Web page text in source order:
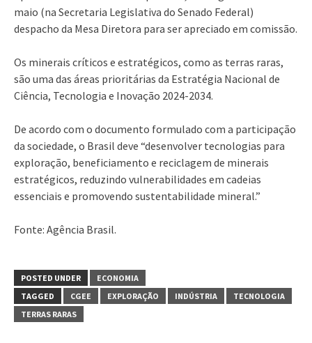
maio (na Secretaria Legislativa do Senado Federal)
despacho da Mesa Diretora para ser apreciado em comissão.
Os minerais críticos e estratégicos, como as terras raras,
são uma das áreas prioritárias da Estratégia Nacional de
Ciência, Tecnologia e Inovação 2024-2034.
De acordo com o documento formulado com a participação
da sociedade, o Brasil deve “desenvolver tecnologias para
exploração, beneficiamento e reciclagem de minerais
estratégicos, reduzindo vulnerabilidades em cadeias
essenciais e promovendo sustentabilidade mineral.”
Fonte: Agência Brasil.
POSTED UNDER
ECONOMIA
TAGGED
CGEE EXPLORAÇÃO INDÚSTRIA
TECNOLOGIA
TERRAS RARAS